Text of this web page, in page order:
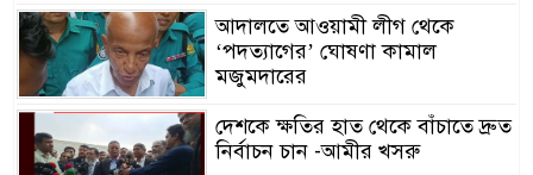
আদালতে আওয়ামী লীগ থেকে
‘পদত্যাগের’ ঘোষণা কামাল
মজুমদারের
দেশকে ক্ষতির হাত থেকে বাঁচাতে দ্রুত
নির্বাচন চান -আমীর খসরু